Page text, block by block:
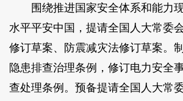
围绕推进国家安全体系和能力
水平平安中国，提请全国人大常委
修订草案、防震减灾法修订草案。
隐患排查治理条例，修订电力安全
查处理条例。预备提请全国人大常